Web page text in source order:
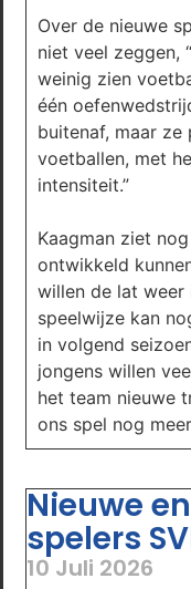
Over de nieuwe
niet veel zeggen,
weinig zien
één
buitenaf, maar ze
voetballen, met
intensiteit.”
Kaagman ziet
ontwikkeld
willen de lat weer
speelwijze kan
in volgend
jongens willen
het team nieuwe
ons spel nog
Nieuwe
spelers
10 Juli 2026